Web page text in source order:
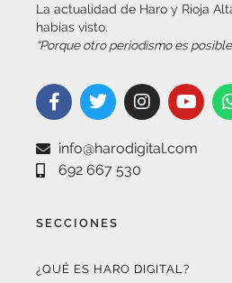
La actualidad de Haro y Rioja
habías visto.
“Porque otro periodismo es
info@harodigital.com
692 667 530
SECCIONES
¿QUÉ ES HARO DIGITAL?